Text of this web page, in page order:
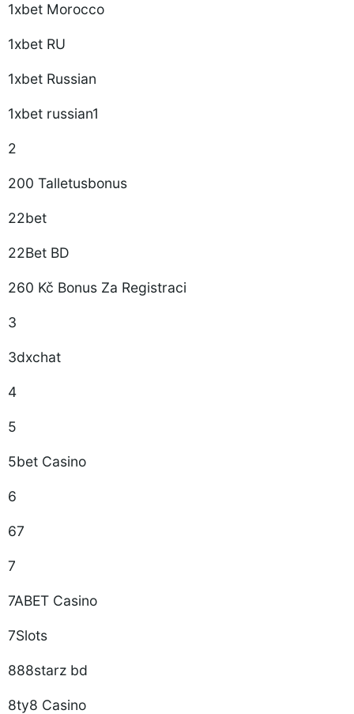
1xbet Morocco
1xbet RU
1xbet Russian
1xbet russian1
2
200 Talletusbonus
22bet
22Bet BD
260 Kč Bonus Za Registraci
3
3dxchat
4
5
5bet Casino
6
67
7
7ABET Casino
7Slots
888starz bd
8ty8 Casino